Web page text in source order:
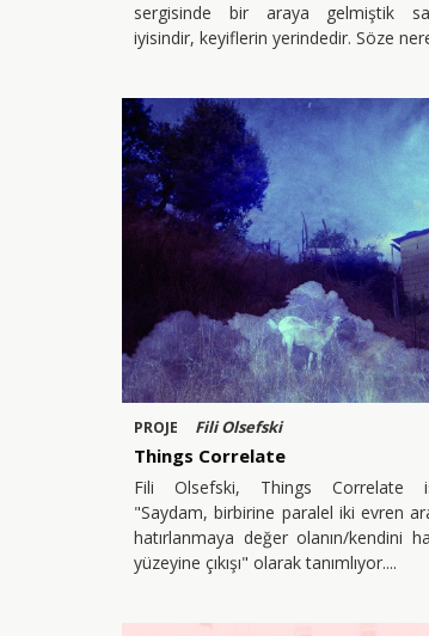
sergisinde bir araya gelmiştik
iyisindir, keyiflerin yerindedir. Söze
PROJE Fili Olsefski
Things Correlate
Fili Olsefski, Things Correlate
"Saydam, birbirine paralel iki evren
hatırlanmaya değer olanın/kendini
yüzeyine çıkışı" olarak tanımlıyor.